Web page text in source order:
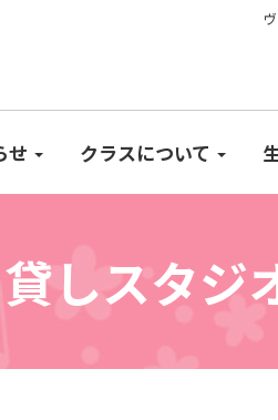
せ クラスについて
貸しスタジ